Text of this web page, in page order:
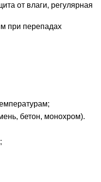
от влаги, регулярная
при перепадах
бетон, монохром).